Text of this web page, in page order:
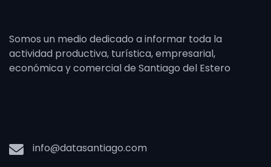
Somos un medio dedicado a informar toda la
actividad productiva, turística, empresarial,
económica y comercial de Santiago del Estero
info@datasantiago.com